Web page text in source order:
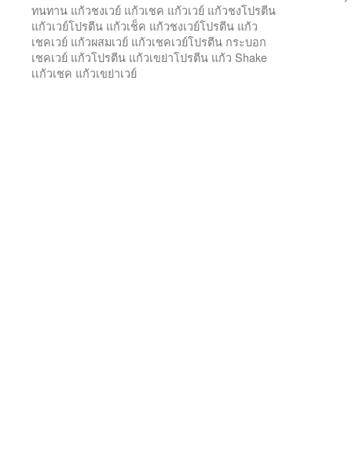
ทนทาน แก้วชงเวย์ แก้วเชค แก้วเวย์ แก้วชงโปรตีน
แก้วเวย์โปรตีน แก้วเช็ค แก้วชงเวย์โปรตีน แก้ว
เชคเวย์ แก้วผสมเวย์ แก้วเชคเวย์โปรตีน กระบอก
เชคเวย์ แก้วโปรตีน แก้วเขย่าโปรตีน แก้ว Shake
เเก้วเชค แก้วเขย่าเวย์